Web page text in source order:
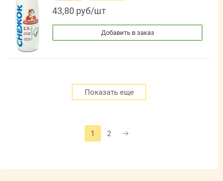
43,80 руб/шт
Добавить в заказ
Показать еще
1 2